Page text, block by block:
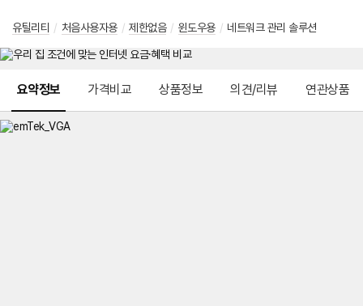
유틸리티 / 처음사용자용 / 제한없음 / 윈도우용 / 네트워크 관리 솔루션
요약정보 가격비교 상품정보 의견/리뷰 연관상품